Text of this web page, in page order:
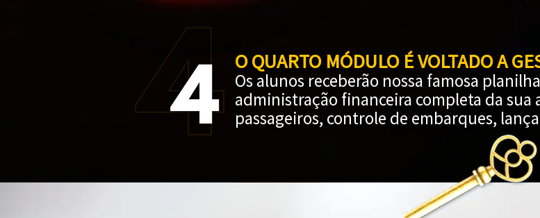
O QUARTO MÓDULO É VOLTADO A
Os alunos receberão nossa famosa
administração financeira completa da sua
passageiros, controle de embarques,